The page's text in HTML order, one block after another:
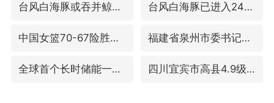
台风白海豚或吞并鲸鱼 登陆地点更新 台风白海豚已进入24小时警戒线
中国女篮70-67险胜尼日利亚女篮 福建省泉州市委书记张毅恭接受纪律审查和监察调查
全球首个长时储能一体化产业园量产 四川宜宾市高县4.9级地震致1人死亡